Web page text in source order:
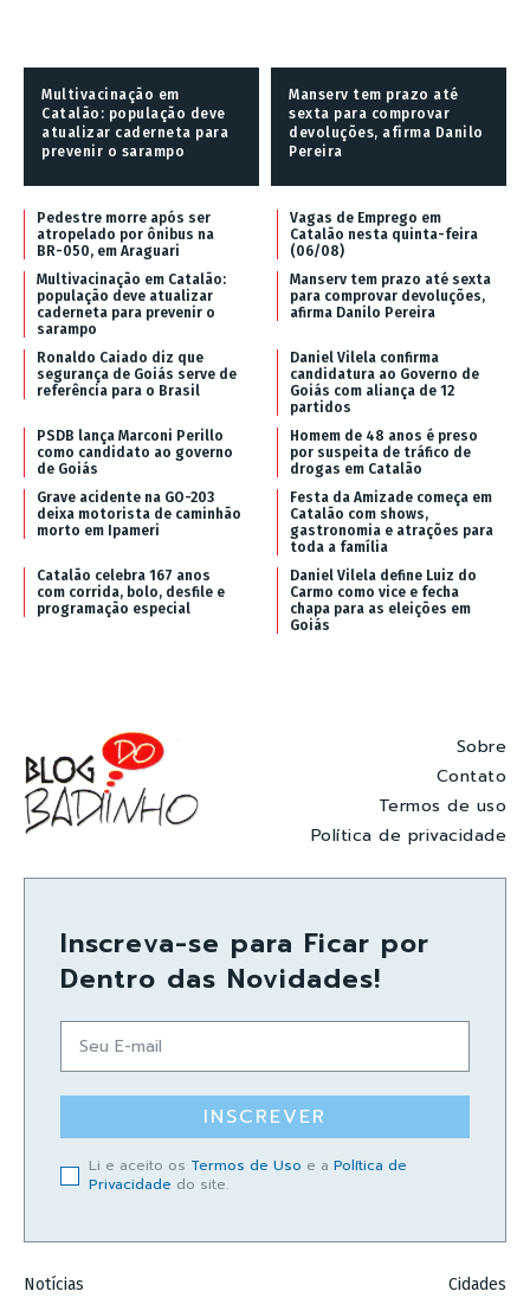
Multivacinação em
Catalão: população deve
atualizar caderneta para
prevenir o sarampo
Manserv tem prazo até
sexta para comprovar
devoluções, afirma Danilo
Pereira
Pedestre morre após ser
atropelado por ônibus na
BR-050, em Araguari
Vagas de Emprego em
Catalão nesta quinta-feira
(06/08)
Multivacinação em Catalão:
população deve atualizar
caderneta para prevenir o
sarampo
Manserv tem prazo até sexta
para comprovar devoluções,
afirma Danilo Pereira
Ronaldo Caiado diz que
segurança de Goiás serve de
referência para o Brasil
Daniel Vilela confirma
candidatura ao Governo de
Goiás com aliança de 12
partidos
PSDB lança Marconi Perillo
como candidato ao governo
de Goiás
Homem de 48 anos é preso
por suspeita de tráfico de
drogas em Catalão
Grave acidente na GO-203
deixa motorista de caminhão
morto em Ipameri
Festa da Amizade começa em
Catalão com shows,
gastronomia e atrações para
toda a família
Catalão celebra 167 anos
com corrida, bolo, desfile e
programação especial
Daniel Vilela define Luiz do
Carmo como vice e fecha
chapa para as eleições em
Goiás
Sobre
Contato
Termos de uso
Política de privacidade
Inscreva-se para Ficar por
Dentro das Novidades!
INSCREVER
Li e aceito os Termos de Uso e a Política de
Privacidade do site.
Notícias Cidades